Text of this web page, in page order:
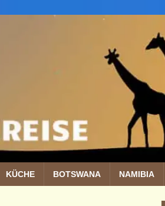
KÜCHE BOTSWANA NAMIBIA